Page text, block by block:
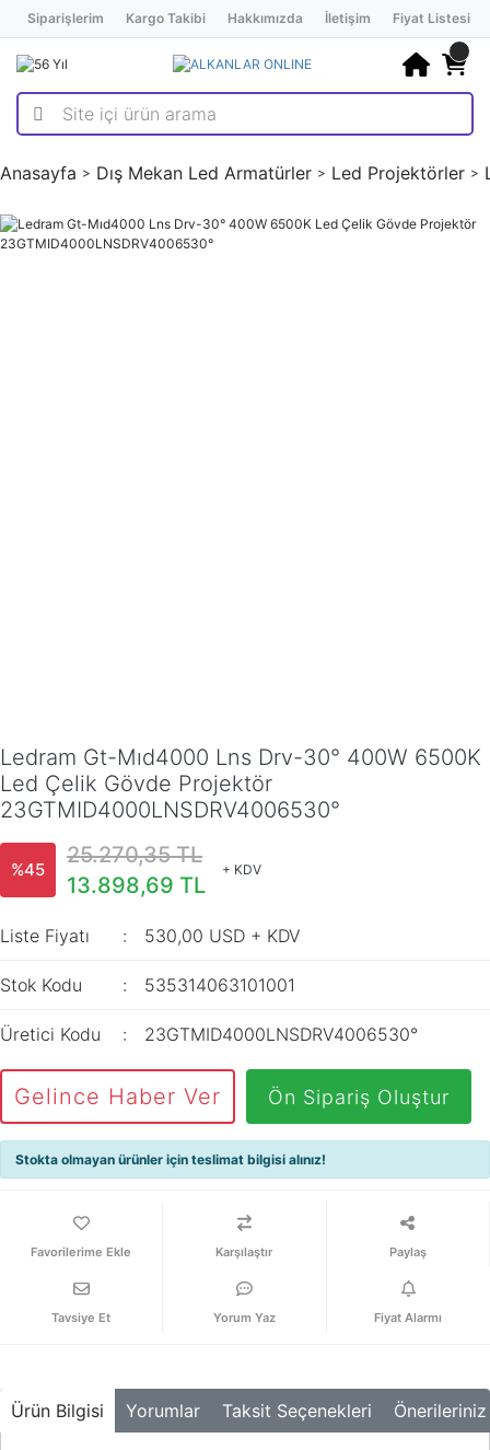
Siparişlerim Kargo Takibi Hakkımızda İletişim Fiyat Listesi
Anasayfa Dış Mekan Led Armatürler Led Projektörler
Ledram Gt-Mıd4000 Lns Drv-30° 400W 6500K
Led Çelik Gövde Projektör
23GTMID4000LNSDRV4006530°
%45
25.270,35 TL
13.898,69 TL
+ KDV
Liste Fiyatı 530,00 USD + KDV
Stok Kodu 535314063101001
Üretici Kodu 23GTMID4000LNSDRV4006530°
Gelince Haber Ver Ön Sipariş Oluştur
Stokta olmayan ürünler için teslimat bilgisi alınız!
Karşılaştır Paylaş
Tavsiye Et Yorum Yaz Fiyat Alarmı
Ürün Bilgisi Yorumlar Taksit Seçenekleri Önerileriniz